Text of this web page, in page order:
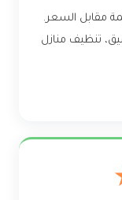
مقابل السعر.
تنظيف منازل